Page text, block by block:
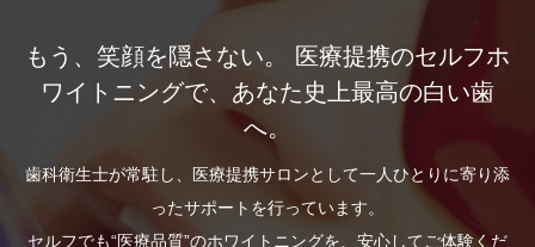
もう、笑顔を隠さない。 医療提携のセルフホ
ワイトニングで、あなた史上最高の白い歯
へ。
歯科衛生士が常駐し、医療提携サロンとして一人ひとりに寄り添
ったサポートを行っています。
セルフでも“医療品質”のホワイトニングを、安心してご体験くだ